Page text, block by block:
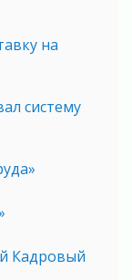
на
систему
Кадровый